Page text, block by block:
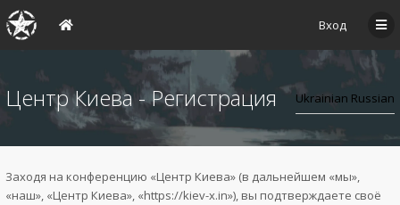
Вход
Центр Киева - Регистрация
Заходя на конференцию «Центр Киева» (в дальнейшем «мы»,
«наш», «Центр Киева», «https://kiev-x.in»), вы подтверждаете своё